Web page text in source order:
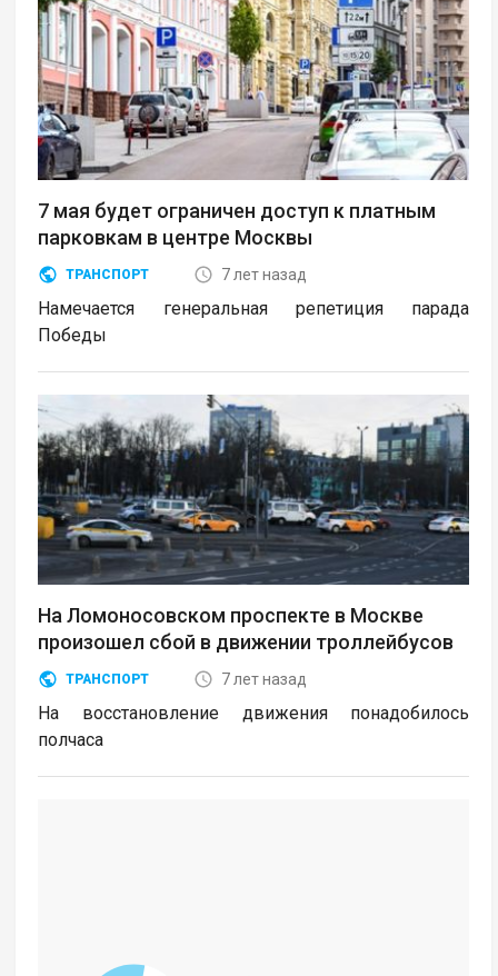
7 мая будет ограничен доступ к платным
парковкам в центре Москвы
ТРАНСПОРТ 7 лет назад
Намечается генеральная репетиция парада
Победы
На Ломоносовском проспекте в Москве
произошел сбой в движении троллейбусов
ТРАНСПОРТ 7 лет назад
На восстановление движения понадобилось
полчаса